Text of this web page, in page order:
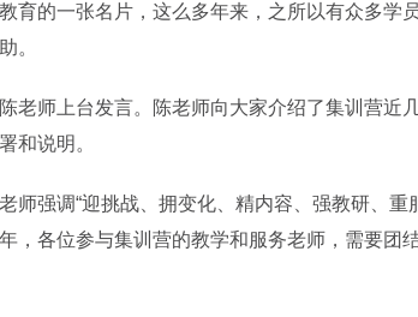
育的一张名片，这么多年来，之所以有众多学
。
老师上台发言。陈老师向大家介绍了集训营近
和说明。
师强调“迎挑战、拥变化、精内容、强教研、
，各位参与集训营的教学和服务老师，需要团